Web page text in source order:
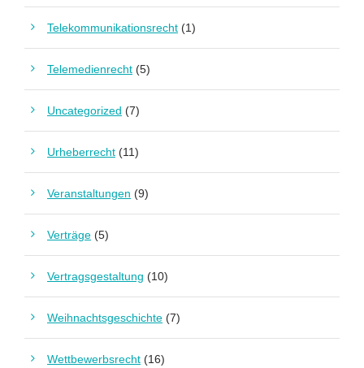
Telekommunikationsrecht (1)
Telemedienrecht (5)
Uncategorized (7)
Urheberrecht (11)
Veranstaltungen (9)
Verträge (5)
Vertragsgestaltung (10)
Weihnachtsgeschichte (7)
Wettbewerbsrecht (16)